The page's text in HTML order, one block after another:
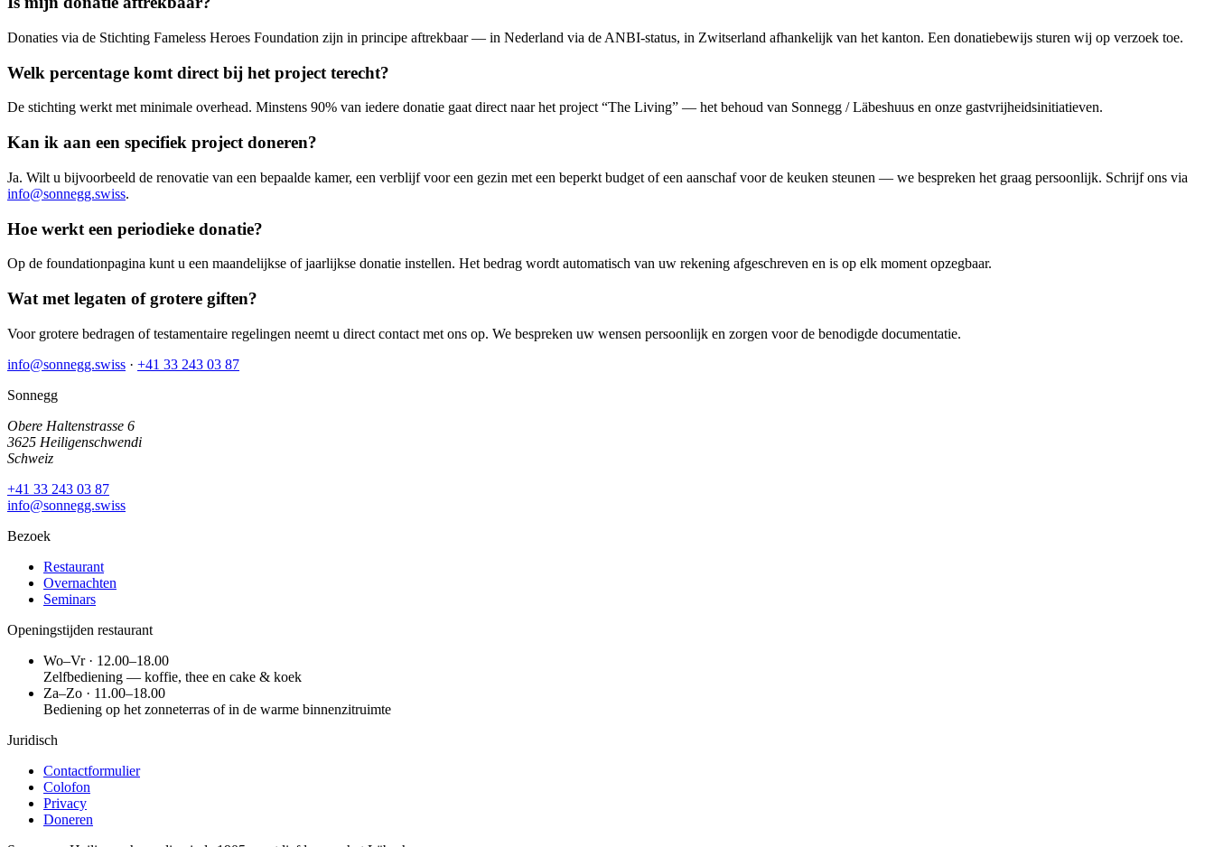
Donaties via de Stichting Fameless Heroes Foundation zijn in principe aftrekbaar — in Nederland via de ANBI-status, in Zwitserland afhankelijk van het kanton. Een donatiebewijs sturen wij op verzoek toe.
Welk percentage komt direct bij het project terecht?
De stichting werkt met minimale overhead. Minstens 90% van iedere donatie gaat direct naar het project “The Living” — het behoud van Sonnegg / Läbeshuus en onze gastvrijheidsinitiatieven.
Kan ik aan een specifiek project doneren?
Ja. Wilt u bijvoorbeeld de renovatie van een bepaalde kamer, een verblijf voor een gezin met een beperkt budget of een aanschaf voor de keuken steunen — we bespreken het graag persoonlijk. Schrijf ons via
info@sonnegg.swiss.
Hoe werkt een periodieke donatie?
Op de foundationpagina kunt u een maandelijkse of jaarlijkse donatie instellen. Het bedrag wordt automatisch van uw rekening afgeschreven en is op elk moment opzegbaar.
Wat met legaten of grotere giften?
Voor grotere bedragen of testamentaire regelingen neemt u direct contact met ons op. We bespreken uw wensen persoonlijk en zorgen voor de benodigde documentatie.
info@sonnegg.swiss · +41 33 243 03 87
Sonnegg
Obere Haltenstrasse 6
3625 Heiligenschwendi
Schweiz
+41 33 243 03 87
info@sonnegg.swiss
Bezoek
Restaurant
Overnachten
Seminars
Openingstijden restaurant
Wo–Vr · 12.00–18.00
Zelfbediening — koffie, thee en cake & koek
Za–Zo · 11.00–18.00
Bediening op het zonneterras of in de warme binnenzitruimte
Juridisch
Contactformulier
Colofon
Privacy
Doneren